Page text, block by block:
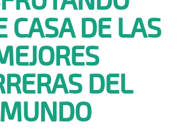
CASA DE LAS
DEL
MUNDO